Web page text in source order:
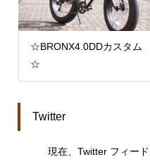
☆BRONX4.0DDカスタム
☆
Twitter
現在、Twitter フィー